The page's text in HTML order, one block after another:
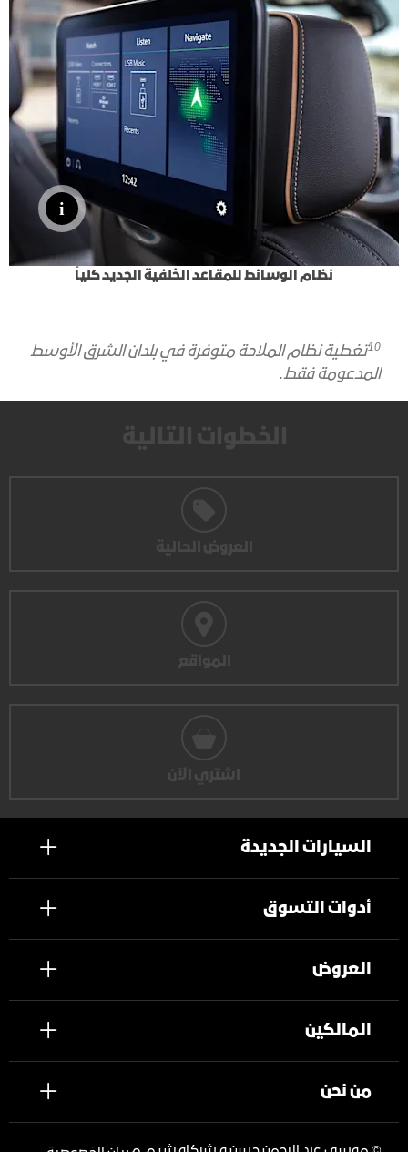
نظام الوسائط للمقاعد الخلفية الجديد كلياً
10تغطية نظام الملاحة متوفرة في بلدان الشرق الأوسط
المدعومة فقط.
الخطوات التالية
العروض الحالية
المواقع
السيارات الجديدة
أدوات التسوق
العروض
المالكين
من نحن